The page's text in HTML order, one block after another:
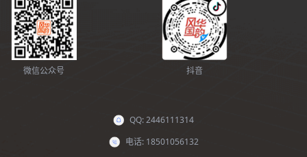
微信公众号 抖音
QQ: 2446111314
电话: 18501056132